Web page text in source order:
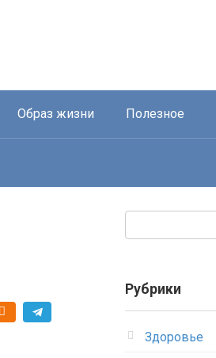
Образ жизни Полезное
Рубрики
Здоровье